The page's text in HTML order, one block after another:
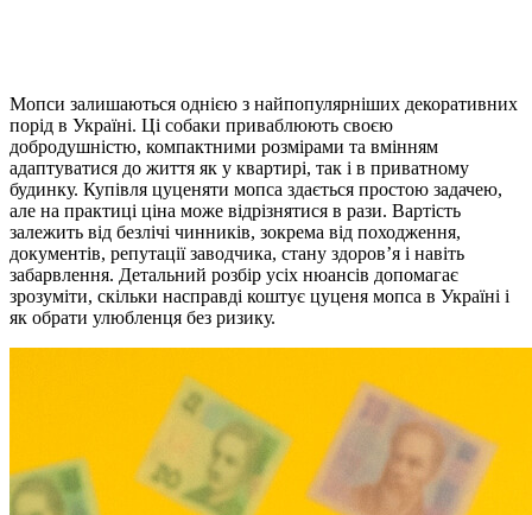
Мопси залишаються однією з найпопулярніших декоративних
порід в Україні. Ці собаки приваблюють своєю
добродушністю, компактними розмірами та вмінням
адаптуватися до життя як у квартирі, так і в приватному
будинку. Купівля цуценяти мопса здається простою задачею,
але на практиці ціна може відрізнятися в рази. Вартість
залежить від безлічі чинників, зокрема від походження,
документів, репутації заводчика, стану здоров’я і навіть
забарвлення. Детальний розбір усіх нюансів допомагає
зрозуміти, скільки насправді коштує цуценя мопса в Україні і
як обрати улюбленця без ризику.